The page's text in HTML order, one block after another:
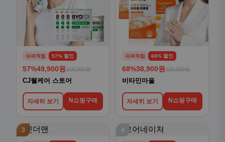
슈퍼적립 57% 할인
57%49,900원 116,000원
CJ웰케어 스토어
자세히 보기 N쇼핑구매
슈퍼적립 68% 할인
68%38,900원 120,000원
비타민마을
자세히 보기 N쇼핑구매
3 4